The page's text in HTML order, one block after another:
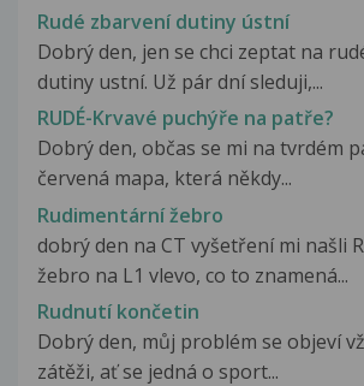
Rudé zbarvení dutiny ústní
Dobrý den, jen se chci zeptat na
dutiny ustní. Už pár dní sleduji,...
RUDÉ-Krvavé puchýře na patře?
Dobrý den, občas se mi na tvrdém
červená mapa, která někdy...
Rudimentární žebro
dobrý den na CT vyšetření mi našli
žebro na L1 vlevo, co to znamená...
Rudnutí končetin
Dobrý den, můj problém se objeví
zátěži, ať se jedná o sport...